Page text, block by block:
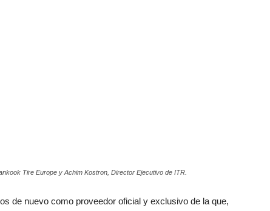
Tire Europe y Achim Kostron, Director Ejecutivo de ITR.
de nuevo como proveedor oficial y exclusivo de la que,